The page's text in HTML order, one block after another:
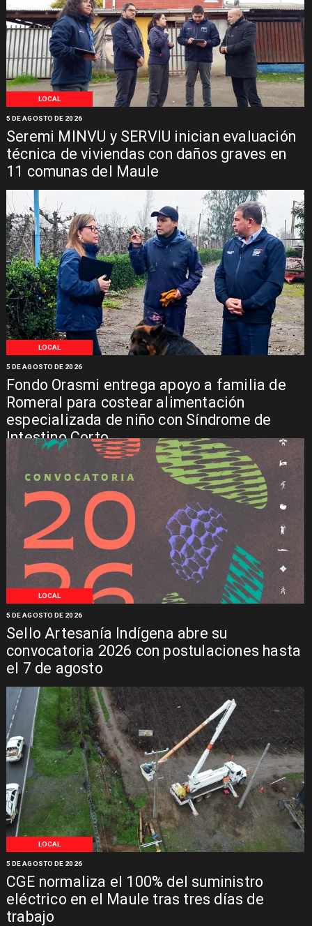
LOCAL
Seremi MINVU y SERVIU inician evaluación
técnica de viviendas con daños graves en
11 comunas del Maule
5 DE AGOSTO DE 2026
LOCAL
Fondo Orasmi entrega apoyo a familia de
Romeral para costear alimentación
especializada de niño con Síndrome de
Intestino Corto
5 DE AGOSTO DE 2026
LOCAL
Sello Artesanía Indígena abre su
convocatoria 2026 con postulaciones hasta
el 7 de agosto
5 DE AGOSTO DE 2026
LOCAL
CGE normaliza el 100% del suministro
eléctrico en el Maule tras tres días de
trabajo
5 DE AGOSTO DE 2026